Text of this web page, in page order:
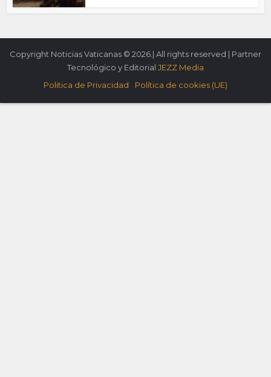
Copyright Noticias Vaticanas © 2026.| All rights reserved | Partner
Tecnológico y Editorial JEZZ Media
Politica de Privacidad
Política de cookies (UE)